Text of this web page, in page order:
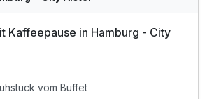
Kaffeepause in Hamburg - City
vom Buffet